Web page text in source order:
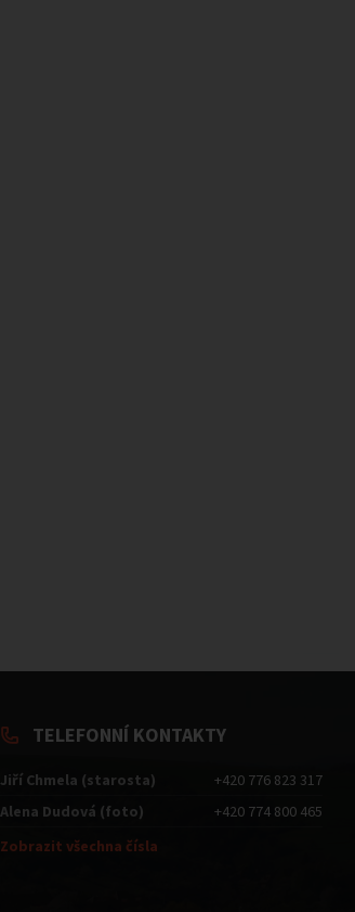
TELEFONNÍ KONTAKTY
Jiří Chmela (starosta)
+420 776 823 317
Alena Dudová (foto)
+420 774 800 465
Zobrazit všechna čísla